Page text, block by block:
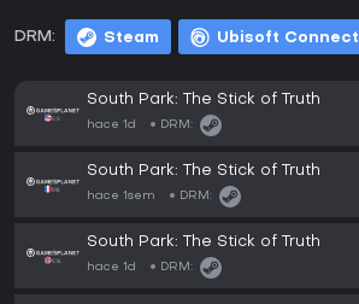
DRM: Steam Ubisoft Connect
South Park: The Stick of Truth
hace 1d DRM:
South Park: The Stick of Truth
hace 1sem DRM:
South Park: The Stick of Truth
hace 1d DRM: